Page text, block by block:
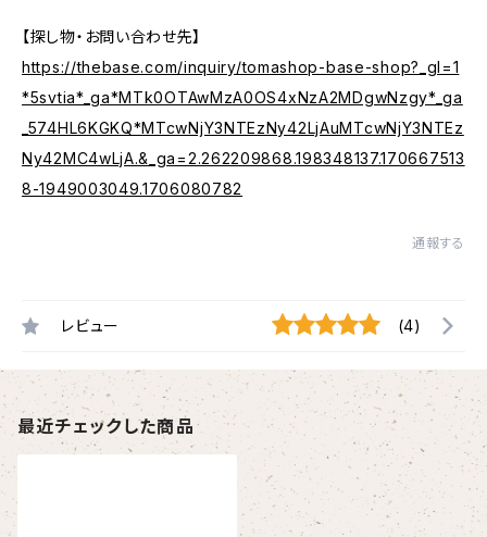
【探し物・お問い合わせ先】
https://thebase.com/inquiry/tomashop-base-shop?_gl=1
*5svtia*_ga*MTk0OTAwMzA0OS4xNzA2MDgwNzgy*_ga
_574HL6KGKQ*MTcwNjY3NTEzNy42LjAuMTcwNjY3NTEz
Ny42MC4wLjA.&_ga=2.262209868.198348137.170667513
8-1949003049.1706080782
通報する
レビュー (4)
最近チェックした商品